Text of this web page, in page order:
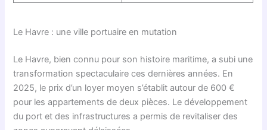
Le Havre : une ville portuaire en mutation
Le Havre, bien connu pour son histoire maritime, a subi une
transformation spectaculaire ces dernières années. En
2025, le prix d’un loyer moyen s’établit autour de 600 €
pour les appartements de deux pièces. Le développement
du port et des infrastructures a permis de revitaliser des